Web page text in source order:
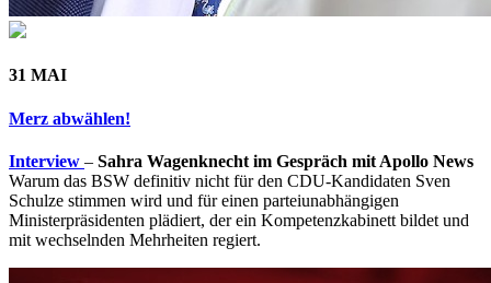
31 MAI
Merz abwählen!
Interview – Sahra Wagenknecht im Gespräch mit Apollo News
Warum das BSW definitiv nicht für den CDU-Kandidaten Sven
Schulze stimmen wird und für einen parteiunabhängigen
Ministerpräsidenten plädiert, der ein Kompetenzkabinett bildet und
mit wechselnden Mehrheiten regiert.